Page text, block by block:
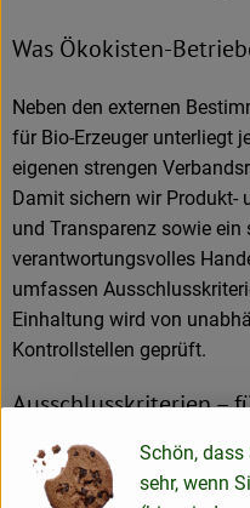
Was Ökokisten-
Neben den externen
für Bio-Erzeuger unterliegt
eigenen strengen
Damit sichern wir Produkt-
und Transparenz sowie
verantwortungsvolles
umfassen
Einhaltung wird von
Kontrollstellen geprüft.
Ausschlusskriterien –
Jeder Ökokisten-Betrieb
vollumfänglich erfüllen.
Schön, dass
sehr, wenn